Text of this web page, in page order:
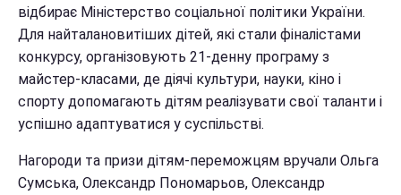
відбирає Міністерство соціальної політики України.
Для найталановитіших дітей, які стали фіналістами
конкурсу, організовують 21-денну програму з
майстер-класами, де діячі культури, науки, кіно і
спорту допомагають дітям реалізувати свої таланти і
успішно адаптуватися у суспільстві.
Нагороди та призи дітям-переможцям вручали Ольга
Сумська, Олександр Пономарьов, Олександр